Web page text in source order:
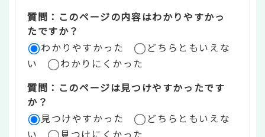
リ
ア
質問：このページの内容はわかりやすかっ
たですか？
わかりやすかった
どちらともいえな
い
わかりにくかった
質問：このページは見つけやすかったです
か？
見つけやすかった
どちらともいえな